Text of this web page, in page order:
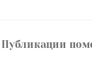
Публикации